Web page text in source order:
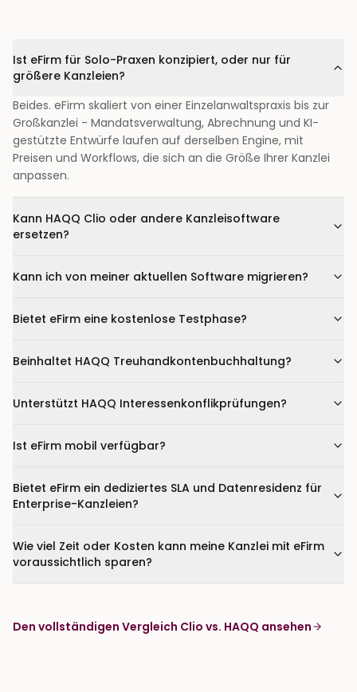
Ist eFirm für Solo-Praxen konzipiert, oder nur für
größere Kanzleien?
Beides. eFirm skaliert von einer Einzelanwaltspraxis bis zur
Großkanzlei - Mandatsverwaltung, Abrechnung und KI-
gestützte Entwürfe laufen auf derselben Engine, mit
Preisen und Workflows, die sich an die Größe Ihrer Kanzlei
anpassen.
Kann HAQQ Clio oder andere Kanzleisoftware
ersetzen?
Kann ich von meiner aktuellen Software migrieren?
Bietet eFirm eine kostenlose Testphase?
Beinhaltet HAQQ Treuhandkontenbuchhaltung?
Unterstützt HAQQ Interessenkonflikprüfungen?
Ist eFirm mobil verfügbar?
Bietet eFirm ein dediziertes SLA und Datenresidenz für
Enterprise-Kanzleien?
Wie viel Zeit oder Kosten kann meine Kanzlei mit eFirm
voraussichtlich sparen?
Den vollständigen Vergleich Clio vs. HAQQ ansehen